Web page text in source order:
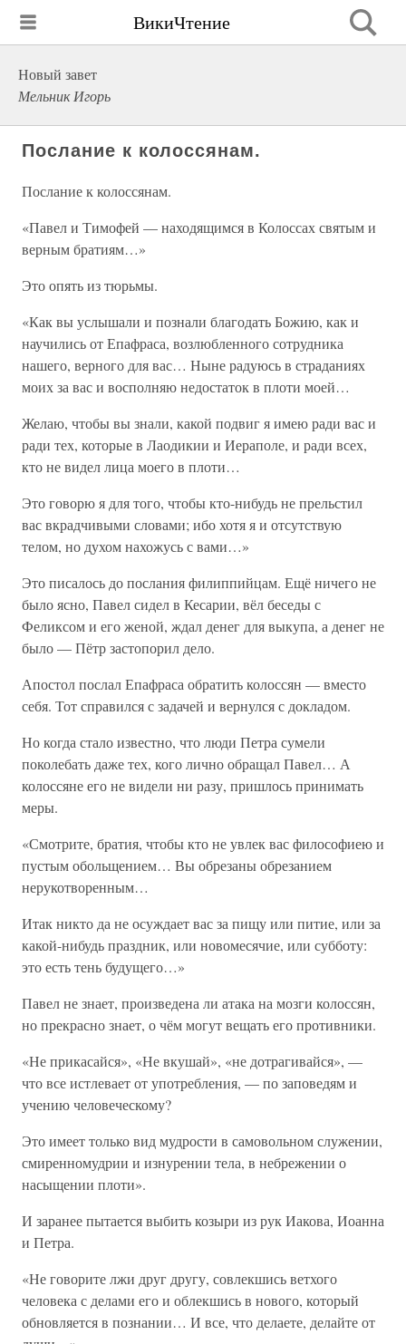
ВикиЧтение
Новый завет
Мельник Игорь
Послание к колоссянам.
Послание к колоссянам.
«Павел и Тимофей — находящимся в Колоссах святым и
верным братиям…»
Это опять из тюрьмы.
«Как вы услышали и познали благодать Божию, как и
научились от Епафраса, возлюбленного сотрудника
нашего, верного для вас… Ныне радуюсь в страданиях
моих за вас и восполняю недостаток в плоти моей…
Желаю, чтобы вы знали, какой подвиг я имею ради вас и
ради тех, которые в Лаодикии и Иераполе, и ради всех,
кто не видел лица моего в плоти…
Это говорю я для того, чтобы кто-нибудь не прельстил
вас вкрадчивыми словами; ибо хотя я и отсутствую
телом, но духом нахожусь с вами…»
Это писалось до послания филиппийцам. Ещё ничего не
было ясно, Павел сидел в Кесарии, вёл беседы с
Феликсом и его женой, ждал денег для выкупа, а денег не
было — Пётр застопорил дело.
Апостол послал Епафраса обратить колоссян — вместо
себя. Тот справился с задачей и вернулся с докладом.
Но когда стало известно, что люди Петра сумели
поколебать даже тех, кого лично обращал Павел… А
колоссяне его не видели ни разу, пришлось принимать
меры.
«Смотрите, братия, чтобы кто не увлек вас философиею и
пустым обольщением… Вы обрезаны обрезанием
нерукотворенным…
Итак никто да не осуждает вас за пищу или питие, или за
какой-нибудь праздник, или новомесячие, или субботу:
это есть тень будущего…»
Павел не знает, произведена ли атака на мозги колоссян,
но прекрасно знает, о чём могут вещать его противники.
«Не прикасайся», «Не вкушай», «не дотрагивайся», —
что все истлевает от употребления, — по заповедям и
учению человеческому?
Это имеет только вид мудрости в самовольном служении,
смиренномудрии и изнурении тела, в небрежении о
насыщении плоти».
И заранее пытается выбить козыри из рук Иакова, Иоанна
и Петра.
«Не говорите лжи друг другу, совлекшись ветхого
человека с делами его и облекшись в нового, который
обновляется в познании… И все, что делаете, делайте от